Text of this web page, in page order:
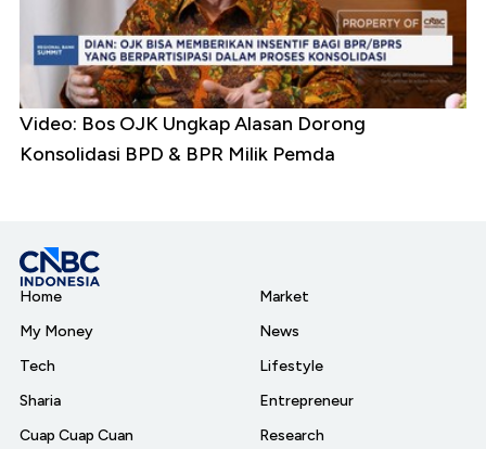
Video: Bos OJK Ungkap Alasan Dorong
Konsolidasi BPD & BPR Milik Pemda
Home
My Money
Tech
Sharia
Cuap Cuap Cuan
Market
News
Lifestyle
Entrepreneur
Research